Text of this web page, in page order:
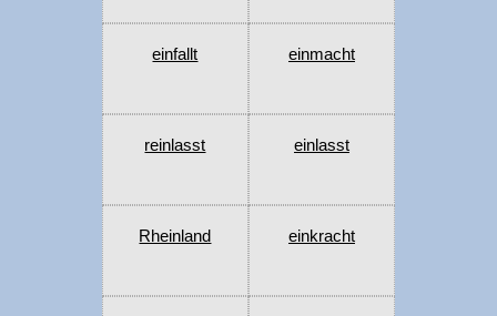
einfallt einmacht
reinlasst einlasst
Rheinland einkracht